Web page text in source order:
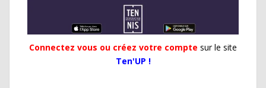
Connectez vous ou créez votre compte sur le site
Ten'UP !